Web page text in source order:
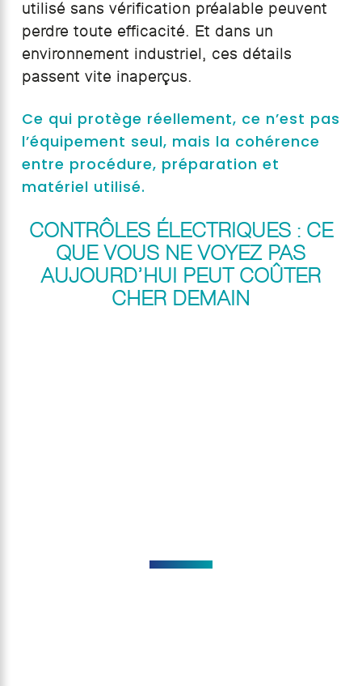
utilisé sans vérification préalable peuvent
perdre toute efficacité. Et dans un
environnement industriel, ces détails
passent vite inaperçus.
Ce qui protège réellement, ce n’est pas
l’équipement seul, mais la cohérence
entre procédure, préparation et
matériel utilisé.
CONTRÔLES ÉLECTRIQUES : CE
QUE VOUS NE VOYEZ PAS
AUJOURD’HUI PEUT COÛTER
CHER DEMAIN